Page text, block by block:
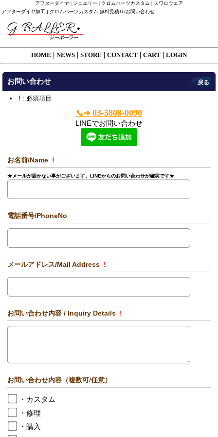
アフターダイヤ | ジュエリー | クロムハーツカスタム | スワロウェア
アフターダイヤ加工 | クロムハーツカスタム 無料見積り/お問い合わせ
HOME NEWS STORE CONTACT CART LOGIN
お問い合わせ 戻る
! : 必須項目
📞➔03-5808-0090
LINEでお問い合わせ
お名前/Name !
★メールが届かない事がございます。LINEからのお問い合わせが確実です★
電話番号/PhoneNo
メールアドレス/Mail Address !
お問い合わせ内容 / Inquiry Details !
お問い合わせ内容（複数可/任意）
・カスタム
・修理
・購入